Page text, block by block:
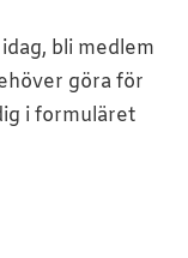
bli medlem
göra för
i formuläret